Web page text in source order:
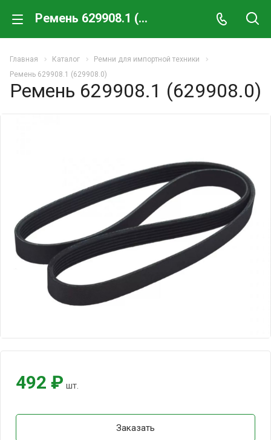
Ремень 629908.1 (629908.0)
Главная Каталог
Ремни для импортной техники
Ремень 629908.1 (629908.0)
Ремень 629908.1 (629908.0)
492 ₽ шт.
Заказать